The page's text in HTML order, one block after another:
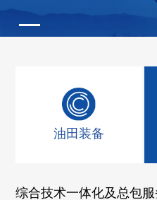
油田装备
综合技术一体化及总包服